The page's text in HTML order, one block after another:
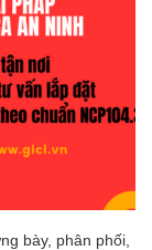
bày, phân phối,